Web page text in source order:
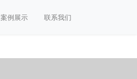
案例展示 联系我们